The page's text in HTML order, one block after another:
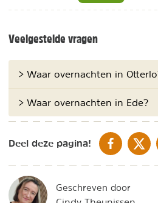
Veelgestelde vragen
> Waar overnachten in
> Waar overnachten in Ede?
Deel deze pagina! DELEN OP
Geschreven door